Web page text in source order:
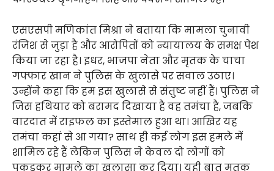
एसएसपी मणिकांत मिश्रा ने बताया कि मामला चुनावी
रंजिश से जुड़ा है और आरोपितों को न्यायालय के समक्ष पेश
किया जा रहा है। इधर, भाजपा नेता और मृतक के चाचा
गफ्फार खान ने पुलिस के खुलासे पर सवाल उठाए।
उन्होंने कहा कि हम इस खुलासे से संतुष्ट नहीं हैं। पुलिस ने
जिस हथियार को बरामद दिखाया है वह तमंचा है, जबकि
वारदात में राइफल का इस्तेमाल हुआ था। आखिर यह
तमंचा कहां से आ गया? साथ ही कई लोग इस हमले में
शामिल रहे हैं लेकिन पुलिस ने केवल दो लोगों को
पकड़कर मामले का खुलासा कर दिया। यही बात मृतक